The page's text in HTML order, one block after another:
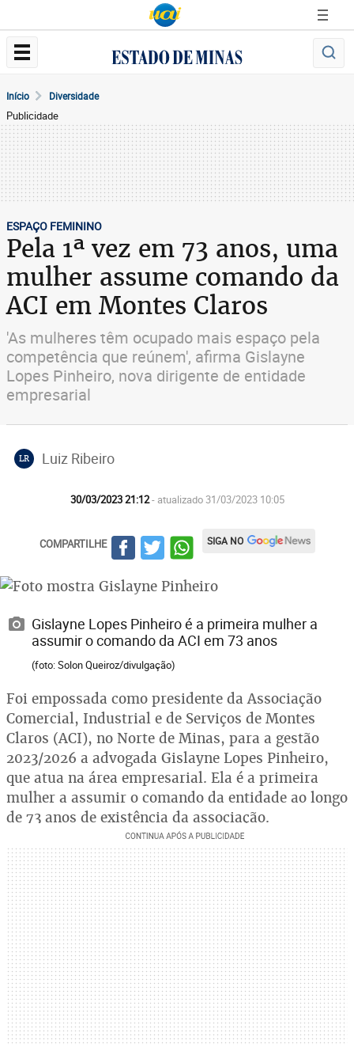
Início Diversidade
Publicidade
ESPAÇO FEMININO
Pela 1ª vez em 73 anos, uma
mulher assume comando da
ACI em Montes Claros
'As mulheres têm ocupado mais espaço pela
competência que reúnem', afirma Gislayne
Lopes Pinheiro, nova dirigente de entidade
empresarial
LR Luiz Ribeiro
30/03/2023 21:12- atualizado 31/03/2023 10:05
COMPARTILHE SIGA NO
Gislayne Lopes Pinheiro é a primeira mulher a
assumir o comando da ACI em 73 anos
(foto: Solon Queiroz/divulgação)
Foi empossada como presidente da Associação
Comercial, Industrial e de Serviços de Montes
Claros (ACI), no Norte de Minas, para a gestão
2023/2026 a advogada Gislayne Lopes Pinheiro,
que atua na área empresarial. Ela é a primeira
mulher a assumir o comando da entidade ao longo
de 73 anos de existência da associação.